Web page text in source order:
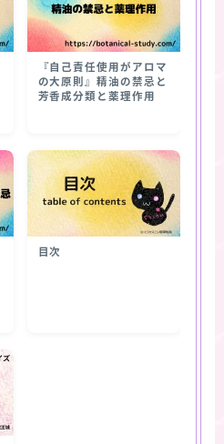
『自己責任使用がアロマ
の大原則』精油の禁忌と
芳香成分類と薬理作用
目次